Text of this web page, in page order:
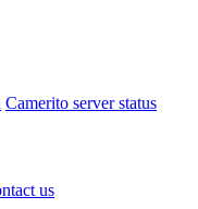
Camerito server status
us